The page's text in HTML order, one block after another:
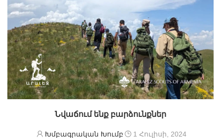
Նվաճում ենք բարձունքներ
Խմբագրական Խումբ 1 Հուլիսի, 2024